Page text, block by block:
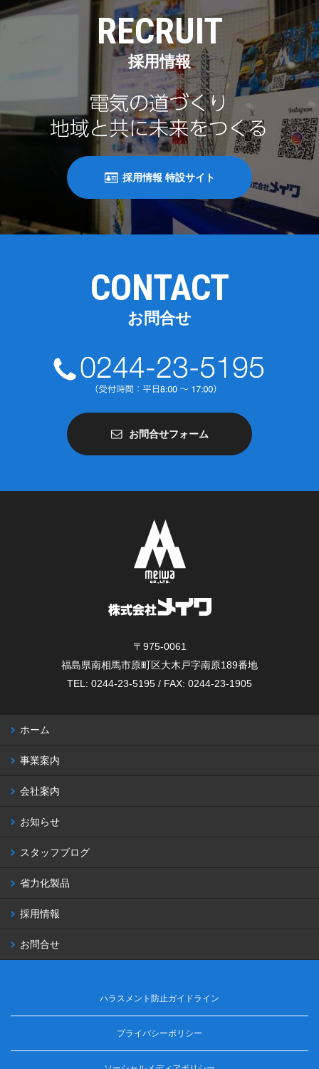
RECRUIT
採用情報
採用情報 特設サイト
CONTACT
お問合せ
お問合せフォーム
〒975-0061
福島県南相馬市原町区大木戸字南原189番地
TEL: 0244-23-5195 / FAX: 0244-23-1905
ホーム
事業案内
会社案内
お知らせ
スタッフブログ
省力化製品
採用情報
お問合せ
ハラスメント防止ガイドライン
プライバシーポリシー